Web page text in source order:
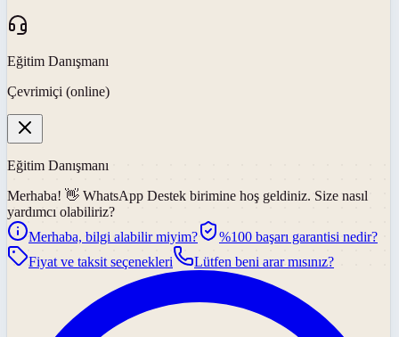
Eğitim Danışmanı
Çevrimiçi (online)
Eğitim Danışmanı
Merhaba! 👋 WhatsApp Destek birimine hoş geldiniz. Size nasıl
yardımcı olabiliriz?
Merhaba, bilgi alabilir miyim?
%100 başarı garantisi nedir?
Fiyat ve taksit seçenekleri
Lütfen beni arar mısınız?